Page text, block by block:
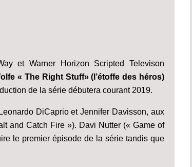
et Warner Horizon Scripted Televison
« The Right Stuff» (l’étoffe des héros)
de la série débutera courant 2019.
DiCaprio et Jennifer Davisson, aux
and Catch Fire »). Davi Nutter (« Game of
le premier épisode de la série tandis que